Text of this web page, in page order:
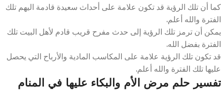
كما أن تلك الرؤية قد تكون علامة على أحداث سعيدة قادمة اليهم تلك
الفترة والله أعلم.
يمكن أن ترمز تلك الرؤية إلى حدث مفرح قريب قادم لأهل البيت تلك
الفترة بفضل الله.
قد تكون تلك الرؤية علامة على المكاسب المادية والأرباح التي يحصل
عليها تلك الفترة والله أعلم.
تفسير حلم مرض الأم والبكاء عليها في المنام